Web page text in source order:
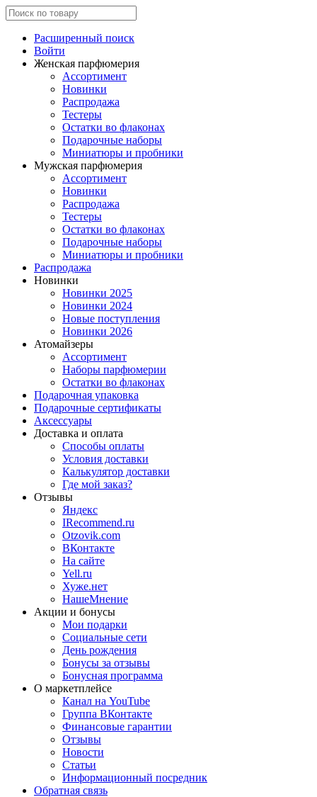
Расширенный поиск
Войти
Женская парфюмерия
Ассортимент
Новинки
Распродажа
Тестеры
Остатки во флаконах
Подарочные наборы
Миниатюры и пробники
Мужская парфюмерия
Ассортимент
Новинки
Распродажа
Тестеры
Остатки во флаконах
Подарочные наборы
Миниатюры и пробники
Распродажа
Новинки
Новинки 2025
Новинки 2024
Новые поступления
Новинки 2026
Атомайзеры
Ассортимент
Наборы парфюмерии
Остатки во флаконах
Подарочная упаковка
Подарочные сертификаты
Аксессуары
Доставка и оплата
Способы оплаты
Условия доставки
Калькулятор доставки
Где мой заказ?
Отзывы
Яндекс
IRecommend.ru
Otzovik.com
ВКонтакте
На сайте
Yell.ru
Хуже.нет
НашеМнение
Акции и бонусы
Мои подарки
Социальные сети
День рождения
Бонусы за отзывы
Бонусная программа
О маркетплейсе
Канал на YouTube
Группа ВКонтакте
Финансовые гарантии
Отзывы
Новости
Статьи
Информационный посредник
Обратная связь